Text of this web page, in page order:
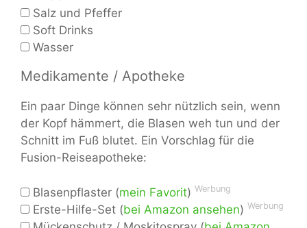
Salz und Pfeffer
Soft Drinks
Wasser
Medikamente / Apotheke
Ein paar Dinge können sehr nützlich sein, wenn
der Kopf hämmert, die Blasen weh tun und der
Schnitt im Fuß blutet. Ein Vorschlag für die
Fusion-Reiseapotheke:
Blasenpflaster (mein Favorit) Werbung
Erste-Hilfe-Set (bei Amazon ansehen) Werbung